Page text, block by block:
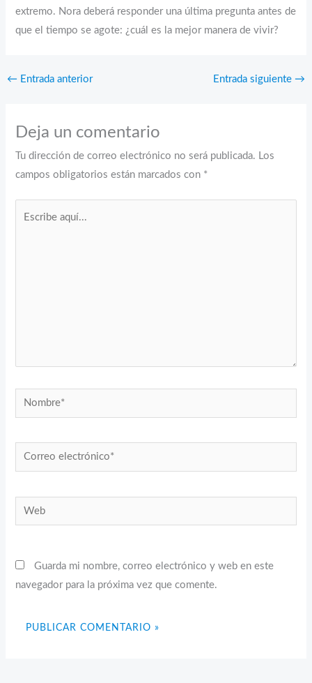
extremo. Nora deberá responder una última pregunta antes de
que el tiempo se agote: ¿cuál es la mejor manera de vivir?
← Entrada anterior Entrada siguiente →
Deja un comentario
Tu dirección de correo electrónico no será publicada. Los
campos obligatorios están marcados con *
Nombre*
Correo
electrónico*
Web
Guarda mi nombre, correo electrónico y web en este
navegador para la próxima vez que comente.